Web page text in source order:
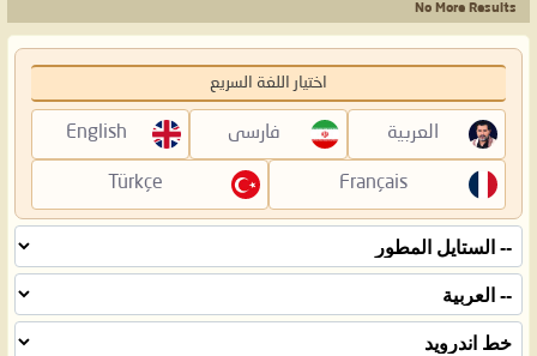
No More Results
اختيار اللغة السريع
العربية فارسی English
Français
Türkçe